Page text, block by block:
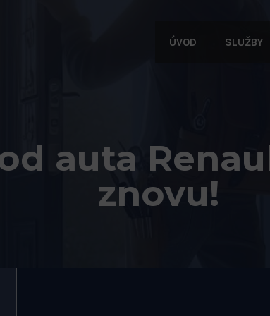
ÚVOD SLUŽBY
auta
znovu!